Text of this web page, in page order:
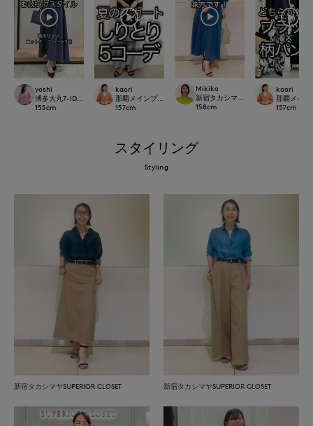
yoshi
博多大丸7-IDconcept.
155cm
kaori
那覇メインプレイスI.T.'S.international
157cm
Mikiko
新宿タカシマヤSUPERIOR CLOSET
158cm
kaori
那覇メイ
157cm
スタイリング
Styling
新宿タカシマヤSUPERIOR CLOSET 新宿タカシマヤSUPERIOR CLOSET